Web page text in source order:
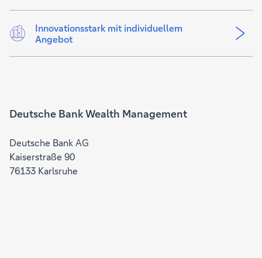
Innovationsstark mit individuellem
Angebot
Deutsche Bank Wealth Management
Deutsche Bank AG
Kaiserstraße 90
76133 Karlsruhe